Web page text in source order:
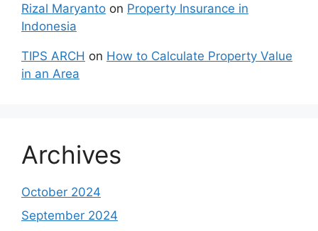
Rizal Maryanto on Property Insurance in
Indonesia
TIPS ARCH on How to Calculate Property Value
in an Area
Archives
October 2024
September 2024